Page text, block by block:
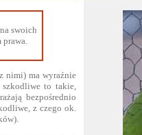
swoich
prawa.
nimi) ma wyraźnie
szkodliwe to takie,
bezpośrednio
z czego ok.